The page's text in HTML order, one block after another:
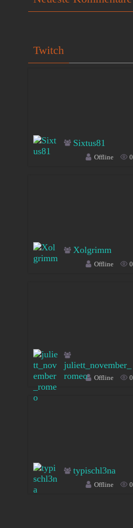
Twitch
Sixtus81
Offline 0
Xolgrimm
Offline 0
juliett_november_
romeo
Offline 0
typischl3na
Offline 0